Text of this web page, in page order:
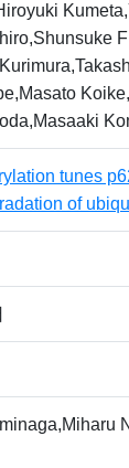
F
tunes
of